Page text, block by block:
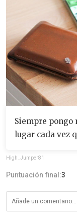
Siempre pongo
lugar cada vez
High_Jumper81
Puntuación final:3